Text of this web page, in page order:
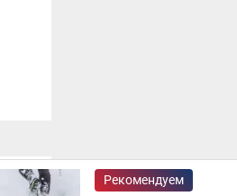
Рекомендуем